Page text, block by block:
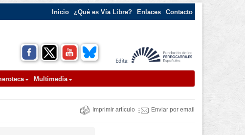
Inicio ¿Qué es Vía Libre? Enlaces Contacto
Multimedia
Imprimir artículo Enviar por email